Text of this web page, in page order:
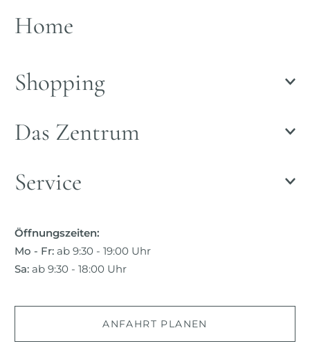
Home
Shopping
Das Zentrum
Service
Öffnungszeiten:
Mo - Fr: ab 9:30 - 19:00 Uhr
Sa: ab 9:30 - 18:00 Uhr
ANFAHRT PLANEN